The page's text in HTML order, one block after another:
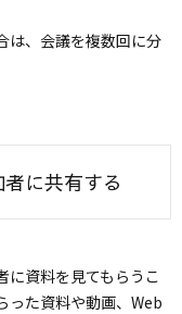
は、会議を複数回に分
に共有する
に資料を見てもらうこ
った資料や動画、Web